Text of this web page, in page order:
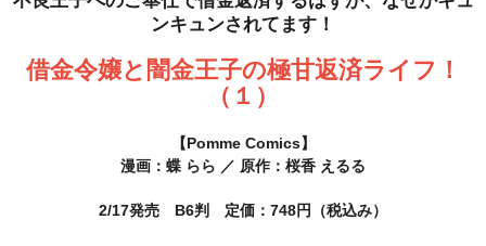
ンキュンされてます！
借金令嬢と闇金王子の極甘返済ライフ！
（１）
【Pomme Comics】
漫画：蝶 らら ／ 原作：桜香 えるる
2/17発売 B6判 定価：748円（税込み）